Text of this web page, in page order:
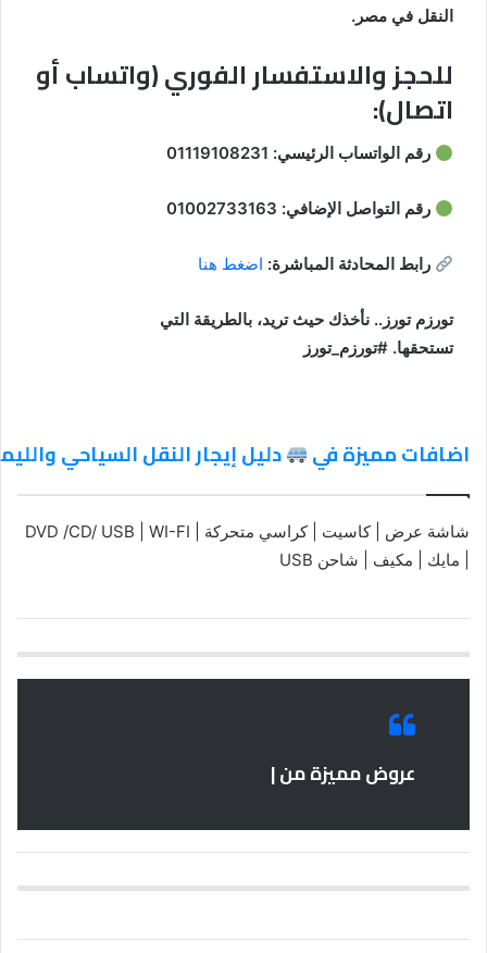
النقل في مصر.
للحجز والاستفسار الفوري (واتساب أو
اتصال):
رقم الواتساب الرئيسي: 01119108231
رقم التواصل الإضافي: 01002733163
رابط المحادثة المباشرة: اضغط هنا
تورزم تورز.. نأخذك حيث تريد، بالطريقة التي
تستحقها. #تورزم_تورز
اضافات مميزة في دليل إيجار النقل السياحي
شاشة عرض | كاسيت | كراسي متحركة | DVD /CD/ USB | WI-FI
| مايك | مكيف | شاحن USB
عروض مميزة من |